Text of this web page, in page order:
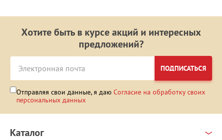
Хотите быть в курсе акций и интересных
предложений?
ПОДПИСАТЬСЯ
Отправляя свои данные, я даю Согласие на обработку своих
персональных данных
Каталог